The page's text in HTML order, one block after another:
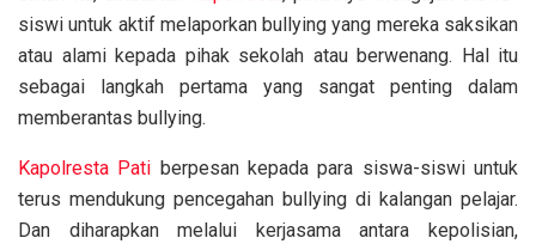
siswi untuk aktif melaporkan bullying yang mereka saksikan
atau alami kepada pihak sekolah atau berwenang. Hal itu
sebagai langkah pertama yang sangat penting dalam
memberantas bullying.
Kapolresta Pati berpesan kepada para siswa-siswi untuk
terus mendukung pencegahan bullying di kalangan pelajar.
Dan diharapkan melalui kerjasama antara kepolisian,